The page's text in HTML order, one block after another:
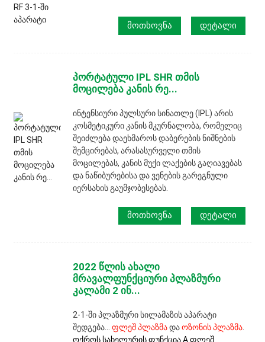
ᲛᲝᲗᲮᲝᲕᲜᲐ ᲓᲔᲢᲐᲚᲘ
პორტატული IPL SHR თმის
მოცილება კანის რე...
ინტენსიური პულსური სინათლე (IPL) არის
კოსმეტიკური კანის მკურნალობა, რომელიც
შეიძლება დაეხმაროს დაბერების ნიშნების
შემცირებას, არასასურველი თმის
მოცილებას, კანის მუქი ლაქების გაღიავებას
და ნაწიბურებისა და ვენების გარეგნული
იერსახის გაუმჯობესებას.
ᲛᲝᲗᲮᲝᲕᲜᲐ ᲓᲔᲢᲐᲚᲘ
2022 წლის ახალი
მრავალფუნქციური პლაზმური
კალამი 2 ინ...
2-1-ში პლაზმური სილამაზის აპარატი
შედგება...ფლეშ პლაზმადაოზონის პლაზმა
ოქროს სახელურის ფუნქცია A ფლეშ